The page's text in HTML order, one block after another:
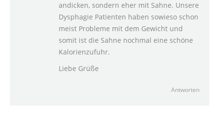
andicken, sondern eher mit Sahne. Unsere
Dysphagie Patienten haben sowieso schon
meist Probleme mit dem Gewicht und
somit ist die Sahne nochmal eine schöne
Kalorienzufuhr.
Liebe Grüße
Antworten